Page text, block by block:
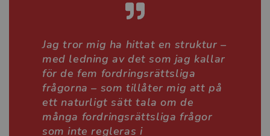
Studentlitteratur i siffror
GDPR och personuppgifter
Cookies
Jag tror mig ha hittat en struktur –
med ledning av det som jag kallar
för de fem fordringsrättsliga
frågorna – som tillåter mig att på
ett naturligt sätt tala om de
många fordringsrättsliga frågor
som inte regleras i